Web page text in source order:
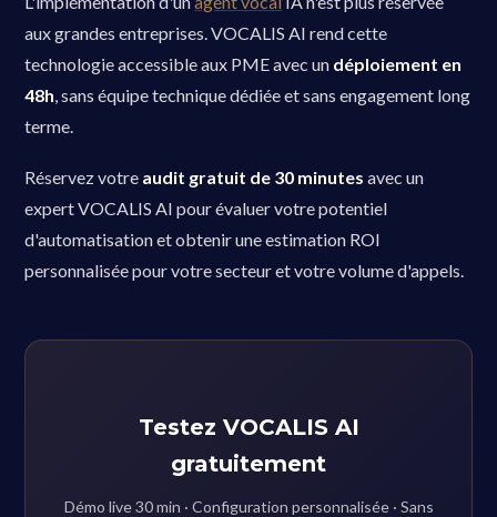
aux grandes entreprises. VOCALIS AI rend cette
technologie accessible aux PME avec un déploiement en
48h, sans équipe technique dédiée et sans engagement long
terme.
Réservez votre audit gratuit de 30 minutes avec un
expert VOCALIS AI pour évaluer votre potentiel
d'automatisation et obtenir une estimation ROI
personnalisée pour votre secteur et votre volume d'appels.
Testez VOCALIS AI
gratuitement
Démo live 30 min · Configuration personnalisée · Sans